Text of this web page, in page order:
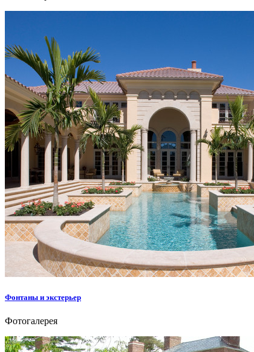
Фонтаны и экстерьер
Фотогалерея